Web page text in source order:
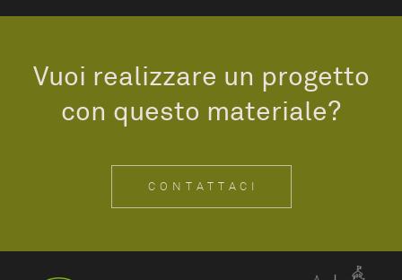
Vuoi realizzare un progetto
con questo materiale?
CONTATTACI